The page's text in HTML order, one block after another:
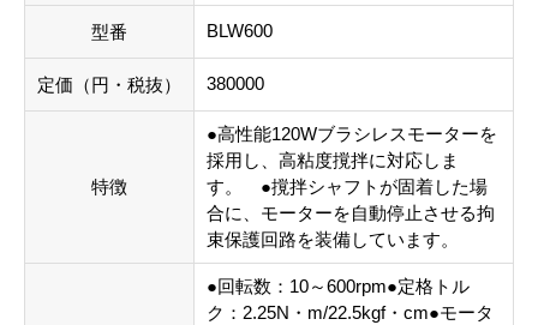
型番 BLW600
定価（円・税抜） 380000
特徴
●高性能120Wブラシレスモーターを
採用し、高粘度撹拌に対応しま
す。 ●撹拌シャフトが固着した場
合に、モーターを自動停止させる拘
束保護回路を装備しています。
●回転数：10～600rpm●定格トル
ク：2.25N・m/22.5kgf・cm●モータ